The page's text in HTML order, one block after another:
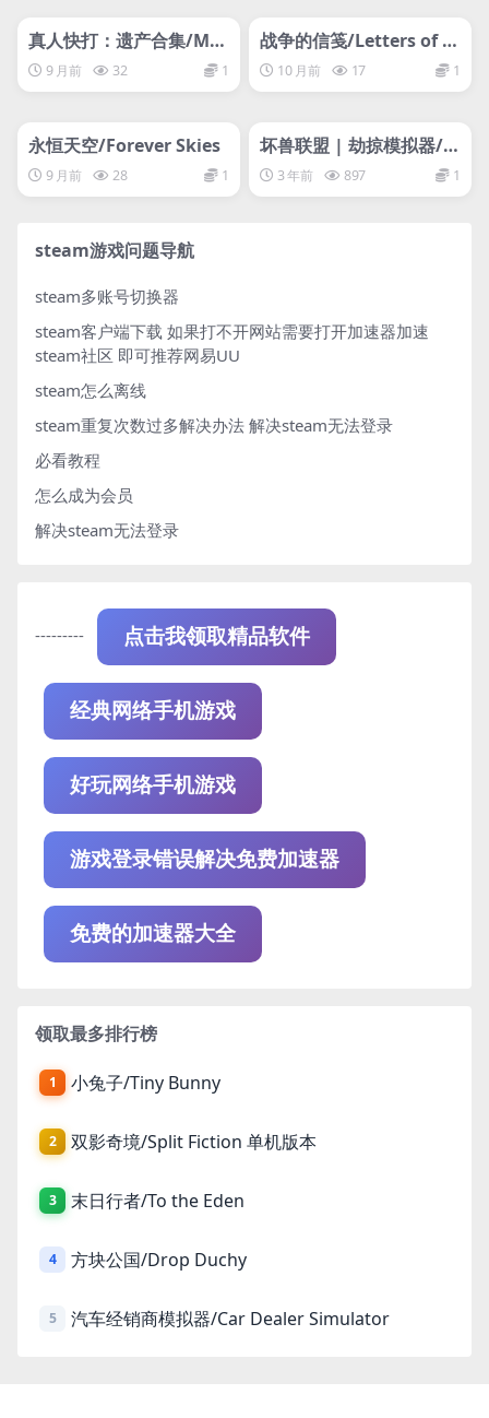
网盘下载游戏
真人快打：遗产合集/Mor
tal Kombat: Legacy Kol
lection
9 月前 32 1
网盘下载游戏
战争的信笺/Letters of W
ar 10 月前 17 1
网盘下载游戏
永恒天空/Forever Skies
9 月前 28 1
网盘下载游戏
坏兽联盟 | 劫掠模拟器/Fi
lthy Animals | Heist Si
mulator
3 年前 897 1
steam游戏问题导航
steam多账号切换器
steam客户端下载 如果打不开网站需要打开加速器加速
steam社区 即可推荐网易UU
steam怎么离线
steam重复次数过多解决办法 解决steam无法登录
必看教程
怎么成为会员
解决steam无法登录
--------- 点击我领取精品软件
经典网络手机游戏
好玩网络手机游戏
游戏登录错误解决免费加速器
免费的加速器大全
领取最多排行榜
1 小兔子/Tiny Bunny
2 双影奇境/Split Fiction 单机版本
3 末日行者/To the Eden
4 方块公国/Drop Duchy
5 汽车经销商模拟器/Car Dealer Simulator